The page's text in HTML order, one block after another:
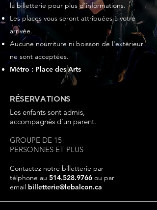
la billetterie pour plus d'informations.
Les places vous seront attribuées à votre
arrivée.
Aucune nourriture ni boisson de l'extérieur
ne sont acceptées.
Métro : Place des Arts
RÉSERVATIONS
Les enfants sont admis,
accompagnés d'un parent.
GROUPE DE 15
PERSONNES ET PLUS
Contactez notre billetterie par
télphone au 514.528.9766 ou par
email billetterie@lebalcon.ca